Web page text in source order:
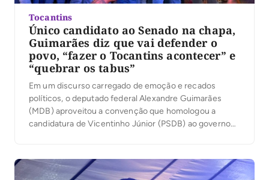
Tocantins
Único candidato ao Senado na chapa,
Guimarães diz que vai defender o
povo, “fazer o Tocantins acontecer” e
“quebrar os tabus”
Em um discurso carregado de emoção e recados
políticos, o deputado federal Alexandre Guimarães
(MDB) aproveitou a convenção que homologou a
candidatura de Vicentinho Júnior (PSDB) ao governo
ampliação das políticas de habitação e o fortalecimento
do desenvolvimento econômico do Tocantins. […]